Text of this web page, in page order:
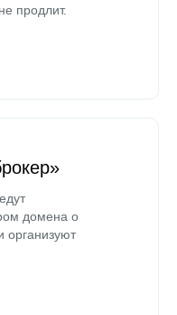
продлит.
домена о
организуют